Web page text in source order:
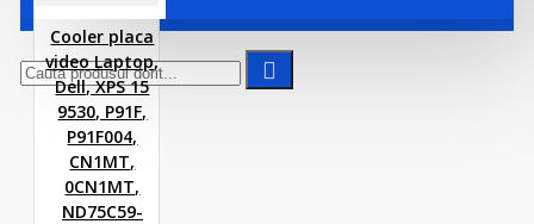
Cooler placa
video Laptop,
Dell, XPS 15
9530, P91F,
P91F004,
CN1MT,
0CN1MT,
ND75C59-